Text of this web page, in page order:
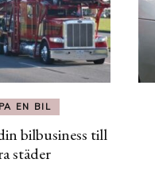
EN BIL
bilbusiness till
städer